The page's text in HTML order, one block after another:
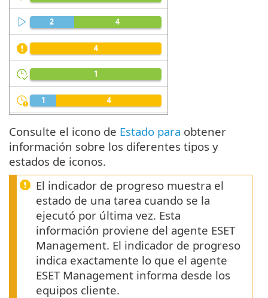
Consulte el icono de Estado para obtener
información sobre los diferentes tipos y
estados de iconos.
El indicador de progreso muestra el
estado de una tarea cuando se la
ejecutó por última vez. Esta
información proviene del agente ESET
Management. El indicador de progreso
indica exactamente lo que el agente
ESET Management informa desde los
equipos cliente.